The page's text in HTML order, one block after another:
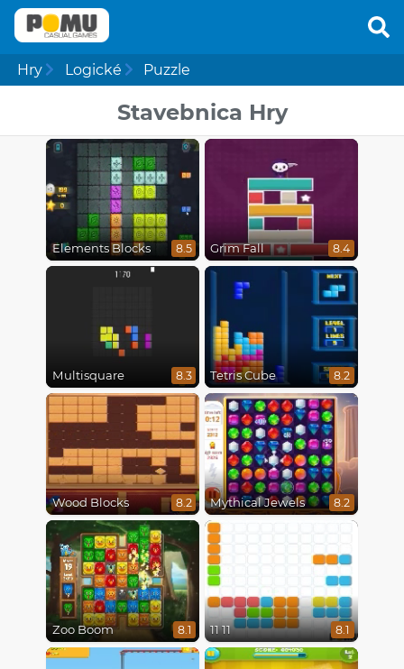
Hry Logické Puzzle
Stavebnica Hry
Elements Blocks 8.5 Grim Fall 8.4
Multisquare 8.3 Tetris Cube 8.2
Wood Blocks 8.2 Mythical Jewels 8.2
Zoo Boom 8.1 11 11 8.1